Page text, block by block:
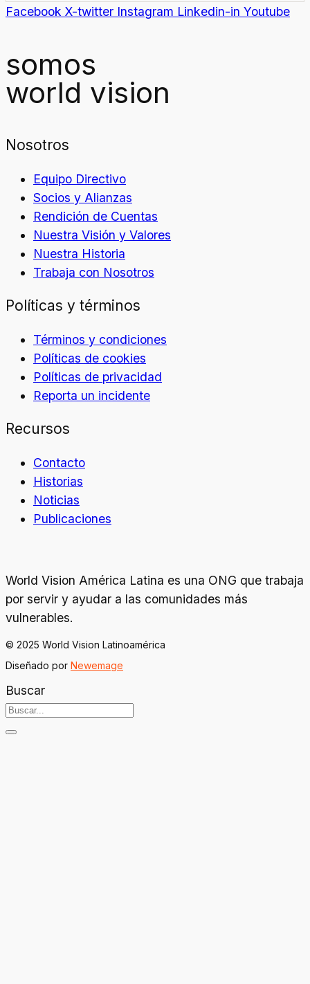
Facebook X-twitter Instagram Linkedin-in Youtube
somos
world vision
Nosotros
Equipo Directivo
Socios y Alianzas
Rendición de Cuentas
Nuestra Visión y Valores
Nuestra Historia
Trabaja con Nosotros
Políticas y términos
Términos y condiciones
Políticas de cookies
Políticas de privacidad
Reporta un incidente
Recursos
Contacto
Historias
Noticias
Publicaciones
World Vision América Latina es una ONG que trabaja
por servir y ayudar a las comunidades más
vulnerables.
© 2025 World Vision Latinoamérica
Diseñado por Newemage
Buscar